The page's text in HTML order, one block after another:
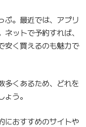
ぷ。最近では、アプリ
ットで予約すれば、
安く買えるのも魅力で
多くあるため、どれを
う。
におすすめのサイトや